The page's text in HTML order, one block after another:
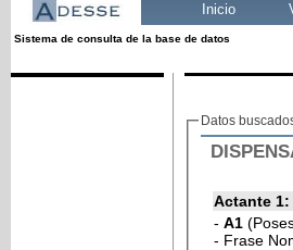
Inicio
Sistema de consulta de la base de datos
Datos
Actante 1:
- A1
- Frase